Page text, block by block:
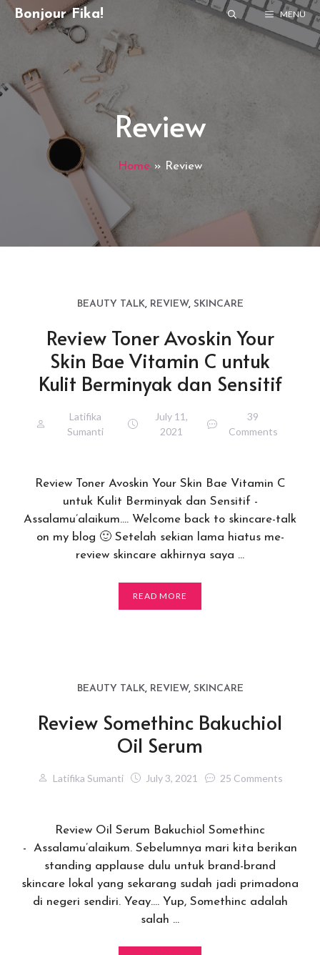
SkipBonjour Fika! MENU
Review
Home » Review
BEAUTY TALK, REVIEW, SKINCARE
Review Toner Avoskin Your
Skin Bae Vitamin C untuk
Kulit Berminyak dan Sensitif
Latifika
Sumanti
July 11,
2021
39
Comments
Review Toner Avoskin Your Skin Bae Vitamin C
untuk Kulit Berminyak dan Sensitif -
Assalamu’alaikum…. Welcome back to skincare-talk
on my blog 🙂 Setelah sekian lama hiatus me-
review skincare akhirnya saya …
READ MORE
BEAUTY TALK, REVIEW, SKINCARE
Review Somethinc Bakuchiol
Oil Serum
Latifika Sumanti July 3, 2021 25 Comments
Review Oil Serum Bakuchiol Somethinc
- Assalamu’alaikum. Sebelumnya mari kita berikan
standing applause dulu untuk brand-brand
skincare lokal yang sekarang sudah jadi primadona
di negeri sendiri. Yeay…. Yup, Somethinc adalah
salah …